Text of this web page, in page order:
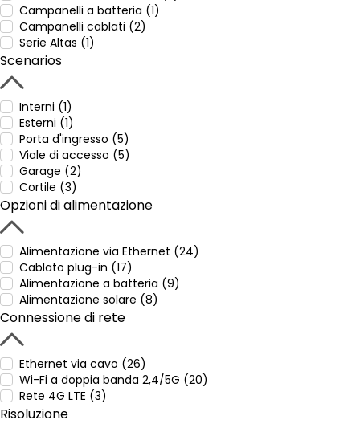
Campanelli a batteria (1)
Campanelli cablati (2)
Serie Altas (1)
Scenarios
Interni (1)
Esterni (1)
Porta d'ingresso (5)
Viale di accesso (5)
Garage (2)
Cortile (3)
Opzioni di alimentazione
Alimentazione via Ethernet (24)
Cablato plug-in (17)
Alimentazione a batteria (9)
Alimentazione solare (8)
Connessione di rete
Ethernet via cavo (26)
Wi-Fi a doppia banda 2,4/5G (20)
Rete 4G LTE (3)
Risoluzione